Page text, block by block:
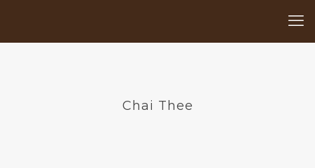
Chai Thee